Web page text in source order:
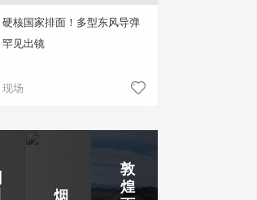
硬核国家排面！多型东风导弹
罕见出镜
现场
烟
敦
煌